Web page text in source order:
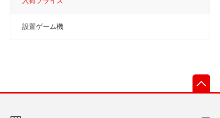
設置ゲーム機